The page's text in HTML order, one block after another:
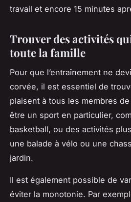
travail et encore 15 minutes
Trouver des activités
toute la famille
Pour que l’entraînement ne
corvée, il est essentiel de
plaisent à tous les membres
être un sport en particulier,
basketball, ou des activités
une balade à vélo ou une
jardin.
Il est également possible de
éviter la monotonie. Par